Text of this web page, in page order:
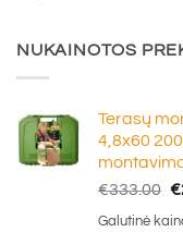
NUKAINOTOS
Terasų
4,8x60
€333.00 €
Galutinė